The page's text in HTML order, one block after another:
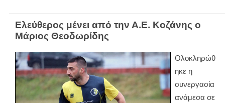
Ελεύθερος μένει από την Α.Ε. Κοζάνης ο
Μάριος Θεοδωρίδης
Ολοκληρώθ
ηκε η
συνεργασία
ανάμεσα σε